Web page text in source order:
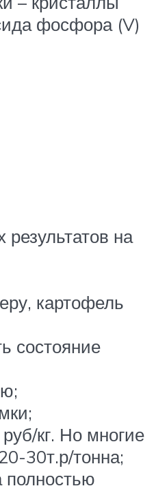
фосфора (V)
на
картофель
состояние
кг. Но многие
30т.р/тонна;
полностью